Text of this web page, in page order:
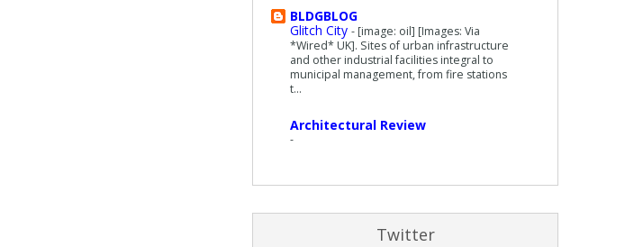
BLDGBLOG
Glitch City - [image: oil] [Images: Via
*Wired* UK]. Sites of urban infrastructure
and other industrial facilities integral to
municipal management, from fire stations
t...
Architectural Review
-
Twitter